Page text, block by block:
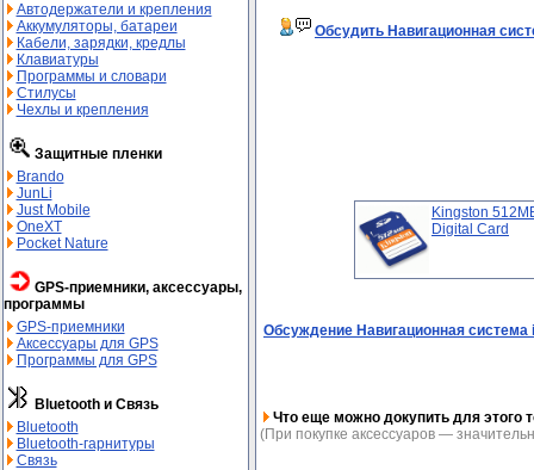
Автодержатели и крепления
Аккумуляторы, батареи
Кабели, зарядки, кредлы
Клавиатуры
Программы и словари
Стилусы
Чехлы и крепления
Защитные пленки
Brando
JunLi
Just Mobile
OneXT
Pocket Nature
GPS-приемники, аксессуары,
программы
GPS-приемники
Аксессуары для GPS
Программы для GPS
Bluetooth и Связь
Bluetooth
Bluetooth-гарнитуры
Связь
Обсудить Навигационная
Kingston
Digital Card
Обсуждение Навигационная система
Что еще можно докупить для этого
(При покупке аксессуаров —